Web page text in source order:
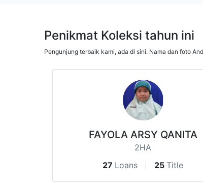
Penikmat Koleksi tahun ini
Pengunjung terbaik kami, ada di sini. Nama dan foto
FAYOLA ARSY QANITA
2HA
27 Loans 25 Title